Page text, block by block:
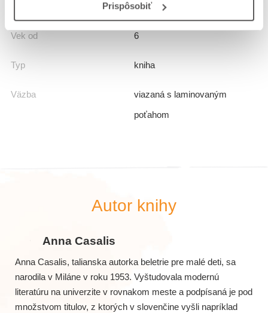
Prispôsobiť9788080888251
Vek od 6
Typ kniha
Väzba
viazaná s laminovaným
poťahom
Autor knihy
Anna Casalis
Anna Casalis, talianska autorka beletrie pre malé deti, sa
narodila v Miláne v roku 1953. Vyštudovala modernú
literatúru na univerzite v rovnakom meste a podpísaná je pod
množstvom titulov, z ktorých v slovenčine vyšli napríklad